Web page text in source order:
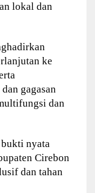
lokal dan
ke
gagasan
dan
nyata
Cirebon
dan tahan